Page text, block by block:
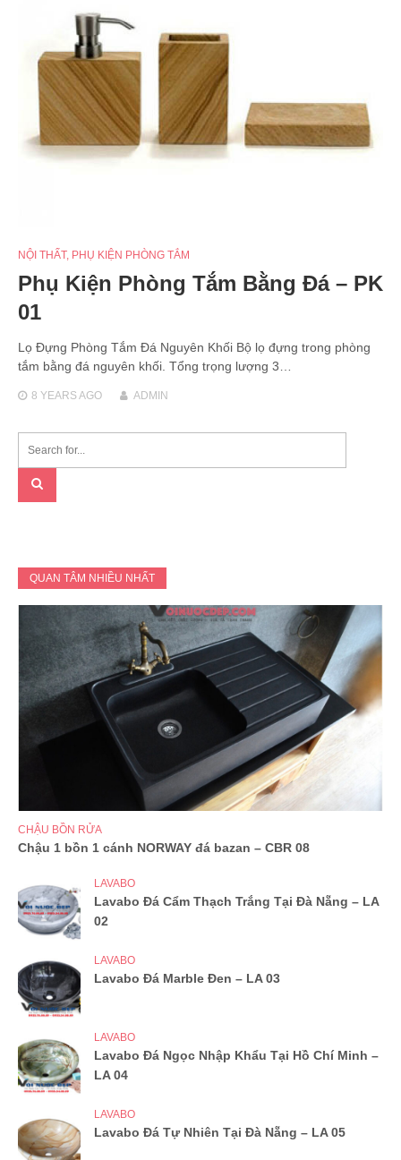
NỘI THẤT, PHỤ KIỆN PHÒNG TẮM
Phụ Kiện Phòng Tắm Bằng Đá – PK
01
Lọ Đựng Phòng Tắm Đá Nguyên Khối Bộ lọ đựng trong phòng
tắm bằng đá nguyên khối. Tổng trọng lượng 3…
8 YEARSAGO ADMIN
QUAN TÂM NHIỀU NHẤT
CHẬU BỒN RỬA
Chậu 1 bồn 1 cánh NORWAY đá bazan – CBR 08
LAVABO
Lavabo Đá Cẩm Thạch Trắng Tại Đà Nẵng – LA
02
LAVABO
Lavabo Đá Marble Đen – LA 03
LAVABO
Lavabo Đá Ngọc Nhập Khẩu Tại Hồ Chí Minh –
LA 04
LAVABO
Lavabo Đá Tự Nhiên Tại Đà Nẵng – LA 05